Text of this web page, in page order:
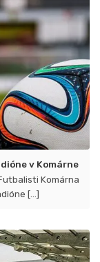
v Komárne
Komárna
[...]